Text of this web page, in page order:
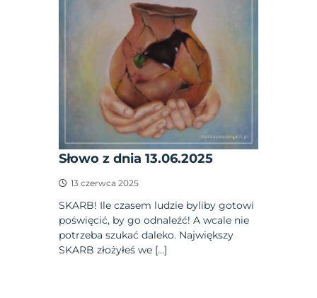
Słowo z dnia 13.06.2025
13 czerwca 2025
SKARB! Ile czasem ludzie byliby gotowi
poświęcić, by go odnaleźć! A wcale nie
potrzeba szukać daleko. Największy
SKARB złożyłeś we […]